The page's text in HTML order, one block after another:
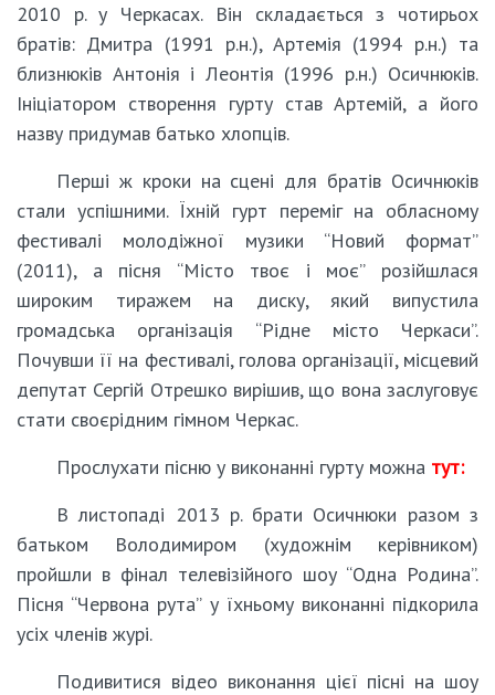
2010 р. у Черкасах. Він складається з чотирьох
братів: Дмитра (1991 р.н.), Артемія (1994 р.н.) та
близнюків Антонія і Леонтія (1996 р.н.) Осичнюків.
Ініціатором створення гурту став Артемій, а його
назву придумав батько хлопців.
Перші ж кроки на сцені для братів Осичнюків
стали успішними. Їхній гурт переміг на обласному
фестивалі молодіжної музики “Новий формат”
(2011), а пісня “Місто твоє і моє” розійшлася
широким тиражем на диску, який випустила
громадська організація “Рідне місто Черкаси”.
Почувши її на фестивалі, голова організації, місцевий
депутат Сергій Отрешко вирішив, що вона заслуговує
стати своєрідним гімном Черкас.
Прослухати пісню у виконанні гурту можна тут:
В листопаді 2013 р. брати Осичнюки разом з
батьком Володимиром (художнім керівником)
пройшли в фінал телевізійного шоу “Одна Родина”.
Пісня “Червона рута” у їхньому виконанні підкорила
усіх членів журі.
Подивитися відео виконання цієї пісні на шоу